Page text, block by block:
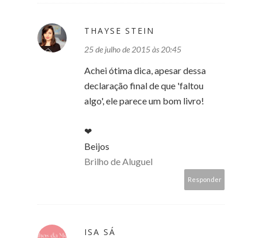
THAYSE STEIN
25 de julho de 2015 às 20:45
Achei ótima dica, apesar dessa
declaração final de que 'faltou
algo', ele parece um bom livro!
❤
Beijos
Brilho de Aluguel
Responder
ISA SÁ